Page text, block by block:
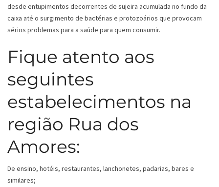
desde entupimentos decorrentes de sujeira acumulada no fundo da
caixa até o surgimento de bactérias e protozoários que provocam
sérios problemas para a saúde para quem consumir.
Fique atento aos
seguintes
estabelecimentos na
região Rua dos
Amores:
De ensino, hotéis, restaurantes, lanchonetes, padarias, bares e
similares;